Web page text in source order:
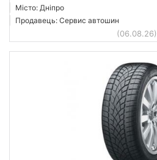
Місто: Дніпро
Продавець: Сервис автошин
(06.08.26)